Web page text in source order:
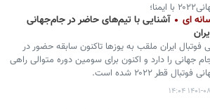
ایمنا؛
ای
آشنایی با تیم‌های حاضر در جام‌جهانی
فوتبال ایران ملقب به یوزها تاکنون سابقه حضور در
جهانی را دارد و اکنون برای سومین دوره متوالی راهی
قطر ۲۰۲۲ شده است.
۲۹ ۱۴:۰۴